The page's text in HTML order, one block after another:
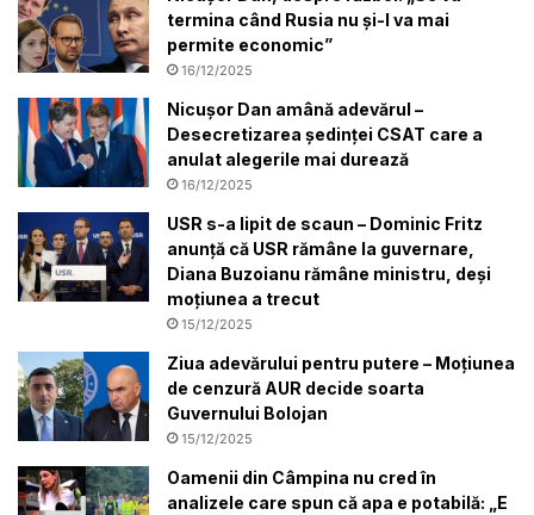
termina când Rusia nu și-l va mai
permite economic”
16/12/2025
Nicușor Dan amână adevărul –
Desecretizarea ședinței CSAT care a
anulat alegerile mai durează
16/12/2025
USR s-a lipit de scaun – Dominic Fritz
anunță că USR rămâne la guvernare,
Diana Buzoianu rămâne ministru, deși
moțiunea a trecut
15/12/2025
Ziua adevărului pentru putere – Moțiunea
de cenzură AUR decide soarta
Guvernului Bolojan
15/12/2025
Oamenii din Câmpina nu cred în
analizele care spun că apa e potabilă: „E